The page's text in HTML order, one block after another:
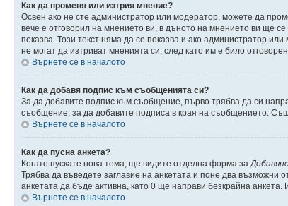
Как да променя или изтрия мнение?
Освен ако не сте администратор или модератор, можете да
вече е отговорил на мнението ви, в дъното на мнението ви ще
показва. Този текст няма да се показва и ако администратор
не могат да изтриват мненията си, след като им е било
Върнете се в началото
Как да добавя подпис към съобщенията си?
За да добавите подпис към съобщение, първо трябва да си
съобщение, за да добавите подписа в края на съобщението.
Върнете се в началото
Как да пусна анкета?
Когато пускате нова тема, ще видите отделна форма за
Трябва да въведете заглавие на анкетата и поне два възможни
анкетата да бъде активна, като 0 ще направи безкрайна
Върнете се в началото